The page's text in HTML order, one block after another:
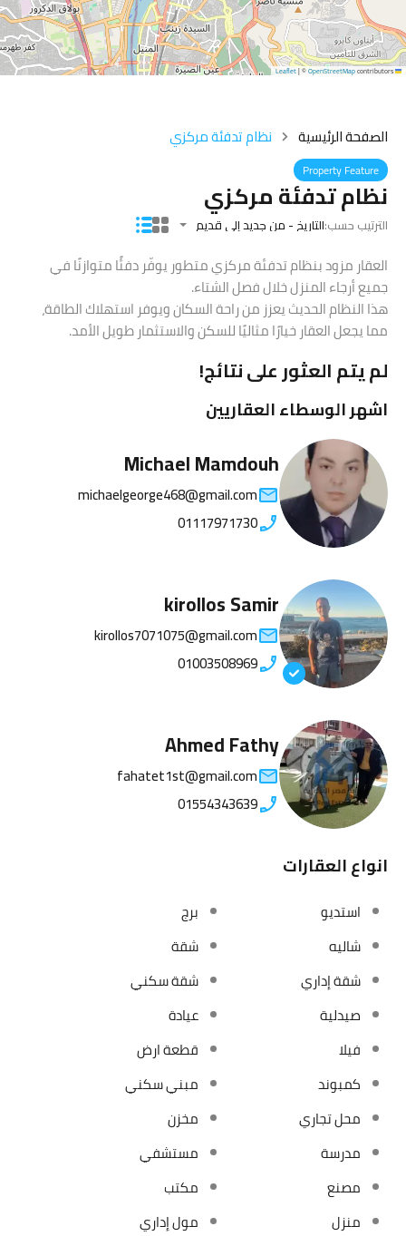
Leaflet
|©OpenStreetMapcontributors
الصفحة الرئيسية نظام تدفئة مركزي
Property Feature
نظام تدفئة مركزي
الترتيب حسب:التاريخ - من جديد إلى قديم
العقار مزود بنظام تدفئة مركزي متطور يوفّر دفئًا متوازنًا في
جميع أرجاء المنزل خلال فصل الشتاء.
هذا النظام الحديث يعزز من راحة السكان ويوفر استهلاك الطاقة،
مما يجعل العقار خيارًا مثاليًا للسكن والاستثمار طويل الأمد.
لم يتم العثور على نتائج!
اشهر الوسطاء العقاريين
Michael Mamdouh
michaelgeorge468@gmail.com
01117971730
kirollos Samir
kirollos7071075@gmail.com
01003508969
Ahmed Fathy
fahatet1st@gmail.com
01554343639
انواع العقارات
استديو
برج
شاليه
شقة
شقة إداري
شقة سكني
صيدلية
عيادة
فيلا
قطعة ارض
كمبوند
مبني سكني
محل تجاري
مخزن
مدرسة
مستشفي
مصنع
مكتب
منزل
مول إداري